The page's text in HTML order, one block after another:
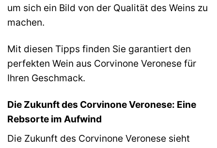
um sich ein Bild von der Qualität des Weins zu
machen.
Mit diesen Tipps finden Sie garantiert den
perfekten Wein aus Corvinone Veronese für
Ihren Geschmack.
Die Zukunft des Corvinone Veronese: Eine
Rebsorte im Aufwind
Die Zukunft des Corvinone Veronese sieht